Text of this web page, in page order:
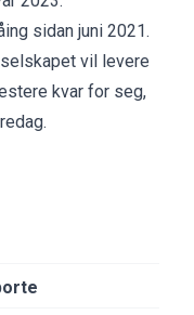
sidan juni 2021.
vil levere
kvar for seg,